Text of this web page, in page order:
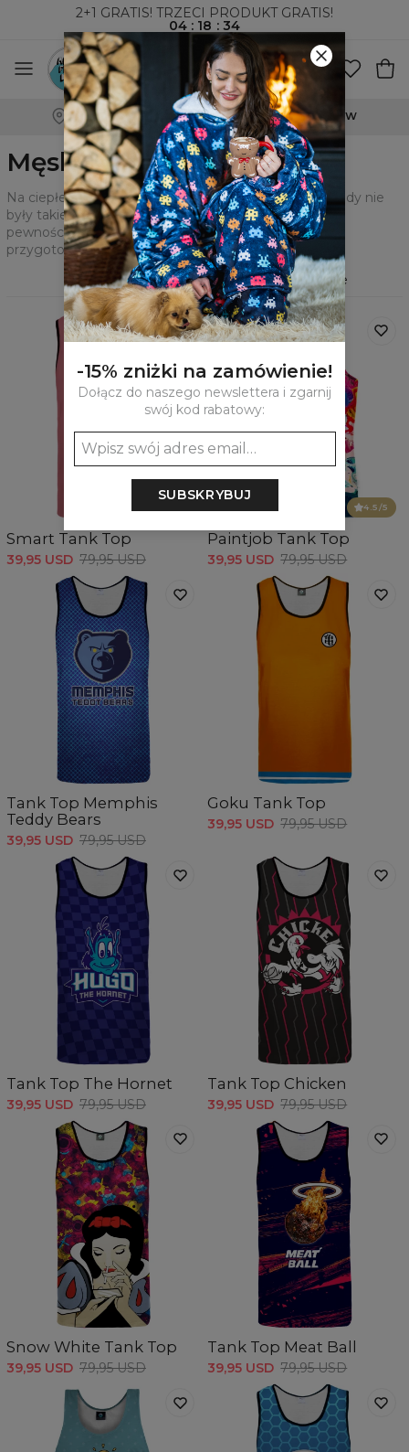
2+1 GRATIS! TRZECI PRODUKT GRATIS!
04 : 18 :33
WYSYŁKA ZA POBRANIEM I DO PACZKOMATÓW
Męskie bezrękawniki
Na ciepłe dni i nie tylko, męskie tank-topy jeszcze nigdy nie
były takie ciekawe i kolorowe. Na Aloha from Deer z
pewnością znajdziesz swój ulubiony wzór, bo
przygotowaliśmy dla Ciebie setki.
Filtry
Polecane
Smart Tank Top
39,95 USD 79,95 USD
4.5/5
Paintjob Tank Top
39,95 USD 79,95 USD
Tank Top Memphis
Teddy Bears
39,95 USD 79,95 USD
Goku Tank Top
39,95 USD 79,95 USD
Tank Top The Hornet
39,95 USD 79,95 USD
Tank Top Chicken
39,95 USD 79,95 USD
Snow White Tank Top
39,95 USD 79,95 USD
Tank Top Meat Ball
39,95 USD 79,95 USD
-15% zniżki na zamówienie!
Dołącz do naszego newslettera i zgarnij
swój kod rabatowy:
SUBSKRYBUJ